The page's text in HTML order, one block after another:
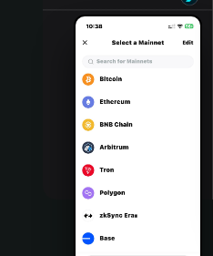
Português (Portugal)
Bahasa Indonesia
Português (Brasil)